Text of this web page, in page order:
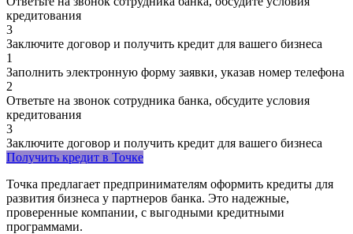
кредитования
3
Заключите договор и получить кредит для вашего бизнеса
1
Заполнить электронную форму заявки, указав номер телефона
2
Ответьте на звонок сотрудника банка, обсудите условия
кредитования
3
Заключите договор и получить кредит для вашего бизнеса
Получить кредит в Точке
Точка предлагает предпринимателям оформить кредиты для
развития бизнеса у партнеров банка. Это надежные,
проверенные компании, с выгодными кредитными
программами.